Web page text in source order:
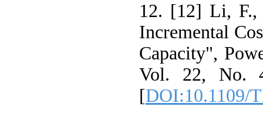
12. [12] Li, F.,
Incremental
Capacity",
Vol. 22, No.
[DOI:10.1109/